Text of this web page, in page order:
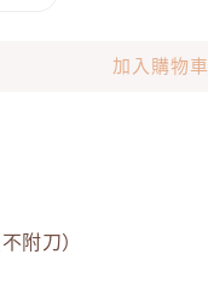
加入購物車
附刀）